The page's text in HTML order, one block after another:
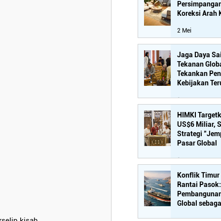
Koreksi Arah
2 Mei
Jaga Daya
Tekanan
Tekankan
Kebijakan
15 Apr
HIMKI
US$6 Miliar,
Strategi
Pasar Global
14 Apr
Konflik
Rantai
Global